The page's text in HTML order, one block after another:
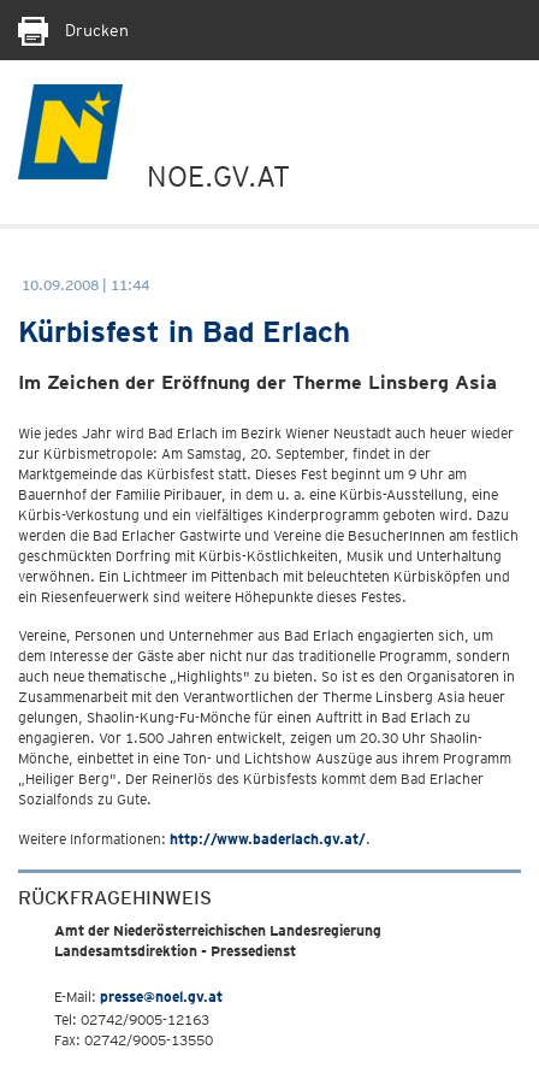
Drucken
NOE.GV.AT
10.09.2008 | 11:44
Kürbisfest in Bad Erlach
Im Zeichen der Eröffnung der Therme Linsberg Asia
Wie jedes Jahr wird Bad Erlach im Bezirk Wiener Neustadt auch heuer wieder
zur Kürbismetropole: Am Samstag, 20. September, findet in der
Marktgemeinde das Kürbisfest statt. Dieses Fest beginnt um 9 Uhr am
Bauernhof der Familie Piribauer, in dem u. a. eine Kürbis-Ausstellung, eine
Kürbis-Verkostung und ein vielfältiges Kinderprogramm geboten wird. Dazu
werden die Bad Erlacher Gastwirte und Vereine die BesucherInnen am festlich
geschmückten Dorfring mit Kürbis-Köstlichkeiten, Musik und Unterhaltung
verwöhnen. Ein Lichtmeer im Pittenbach mit beleuchteten Kürbisköpfen und
ein Riesenfeuerwerk sind weitere Höhepunkte dieses Festes.
Vereine, Personen und Unternehmer aus Bad Erlach engagierten sich, um
dem Interesse der Gäste aber nicht nur das traditionelle Programm, sondern
auch neue thematische „Highlights" zu bieten. So ist es den Organisatoren in
Zusammenarbeit mit den Verantwortlichen der Therme Linsberg Asia heuer
gelungen, Shaolin-Kung-Fu-Mönche für einen Auftritt in Bad Erlach zu
engagieren. Vor 1.500 Jahren entwickelt, zeigen um 20.30 Uhr Shaolin-
Mönche, einbettet in eine Ton- und Lichtshow Auszüge aus ihrem Programm
„Heiliger Berg". Der Reinerlös des Kürbisfests kommt dem Bad Erlacher
Sozialfonds zu Gute.
Weitere Informationen: http://www.baderlach.gv.at/.
RÜCKFRAGEHINWEIS
Amt der Niederösterreichischen Landesregierung
Landesamtsdirektion - Pressedienst
E-Mail: presse@noel.gv.at
Tel: 02742/9005-12163
Fax: 02742/9005-13550